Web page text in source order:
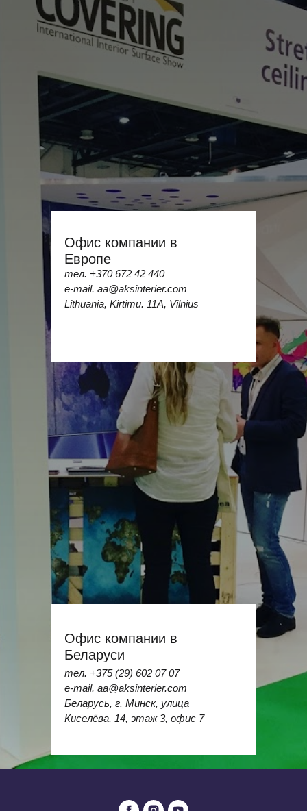
тел. +370 672 42 440
e-mail. aa@aksinterier.com
Lithuania, Kirtimu. 11A, Vilnius
Офис компании в
Европе
тел. +375 (29) 602 07 07
e-mail. aa@aksinterier.com
Беларусь, г. Минск, улица
Киселёва, 14, этаж 3, офис 7
Офис компании в
Беларуси